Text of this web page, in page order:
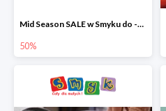
Mid Season SALE w Smyku do -50%
50%